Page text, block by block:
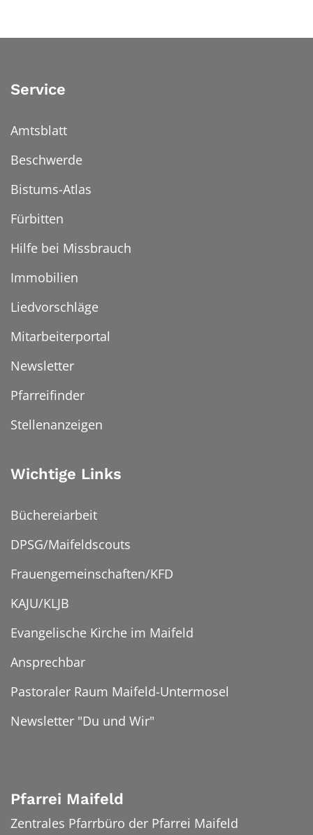
Service
Amtsblatt
Beschwerde
Bistums-Atlas
Fürbitten
Hilfe bei Missbrauch
Immobilien
Liedvorschläge
Mitarbeiterportal
Newsletter
Pfarreifinder
Stellenanzeigen
Wichtige Links
Büchereiarbeit
DPSG/Maifeldscouts
Frauengemeinschaften/KFD
KAJU/KLJB
Evangelische Kirche im Maifeld
Ansprechbar
Pastoraler Raum Maifeld-Untermosel
Newsletter "Du und Wir"
Pfarrei Maifeld
Zentrales Pfarrbüro der Pfarrei Maifeld